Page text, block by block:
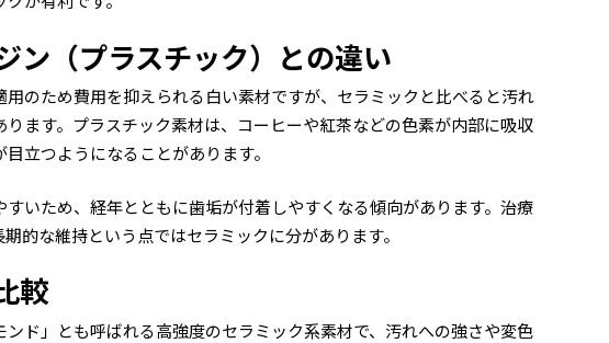
ン（プラスチック）との違い
用のため費用を抑えられる白い素材ですが、セラミックと比べると汚れ
ます。プラスチック素材は、コーヒーや紅茶などの色素が内部に吸収
立つようになることがあります。
すいため、経年とともに歯垢が付着しやすくなる傾向があります。治療
的な維持という点ではセラミックに分があります。
較
ド」とも呼ばれる高強度のセラミック系素材で、汚れへの強さや変色